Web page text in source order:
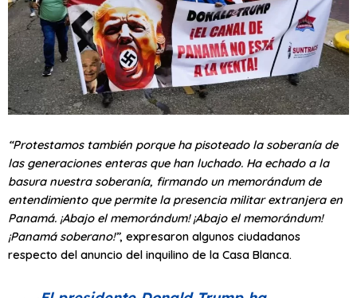
“Protestamos también porque ha pisoteado la soberanía de
las generaciones enteras que han luchado. Ha echado a la
basura nuestra soberanía, firmando un memorándum de
entendimiento que permite la presencia militar extranjera en
Panamá. ¡Abajo el memorándum! ¡Abajo el memorándum!
¡Panamá soberano!”, expresaron algunos ciudadanos
respecto del anuncio del inquilino de la Casa Blanca.